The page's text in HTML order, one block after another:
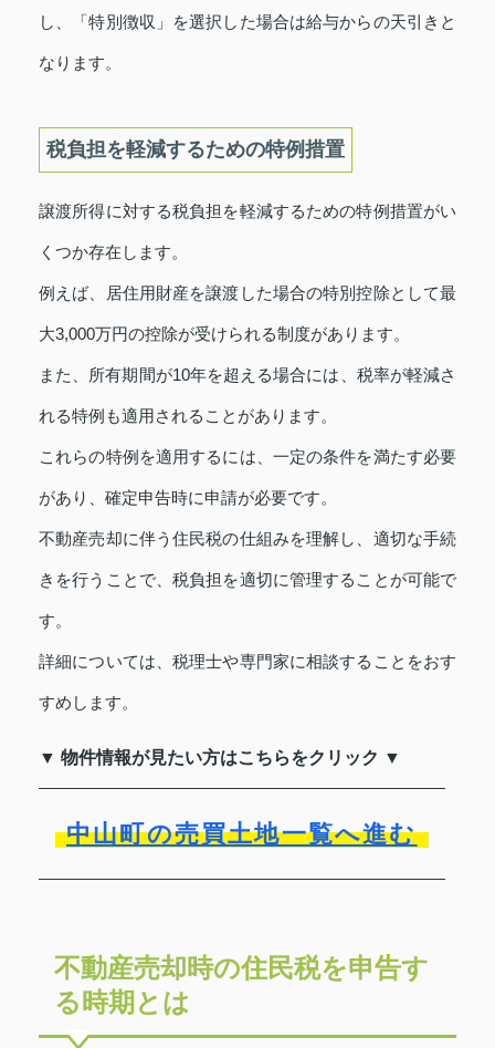
し、「特別徴収」を選択した場合は給与からの天引きと
なります。
税負担を軽減するための特例措置
譲渡所得に対する税負担を軽減するための特例措置がい
くつか存在します。
例えば、居住用財産を譲渡した場合の特別控除として最
大3,000万円の控除が受けられる制度があります。
また、所有期間が10年を超える場合には、税率が軽減さ
れる特例も適用されることがあります。
これらの特例を適用するには、一定の条件を満たす必要
があり、確定申告時に申請が必要です。
不動産売却に伴う住民税の仕組みを理解し、適切な手続
きを行うことで、税負担を適切に管理することが可能で
す。
詳細については、税理士や専門家に相談することをおす
すめします。
▼ 物件情報が見たい方はこちらをクリック ▼
中山町の売買土地一覧へ進む
不動産売却時の住民税を申告す
る時期とは